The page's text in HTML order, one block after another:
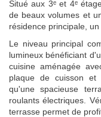
Situé aux 3ᵉ et 4ᵉ
de beaux volumes et
résidence principale,
Le niveau principal
lumineux bénéficiant
cuisine aménagée
plaque de cuisson et
qu'une spacieuse
roulants électriques.
terrasse permet de